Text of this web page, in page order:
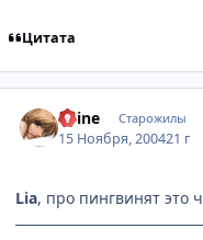
Цитата
Shine Старожилы
15 Ноября, 200421 г
Lia, про пингвинят это